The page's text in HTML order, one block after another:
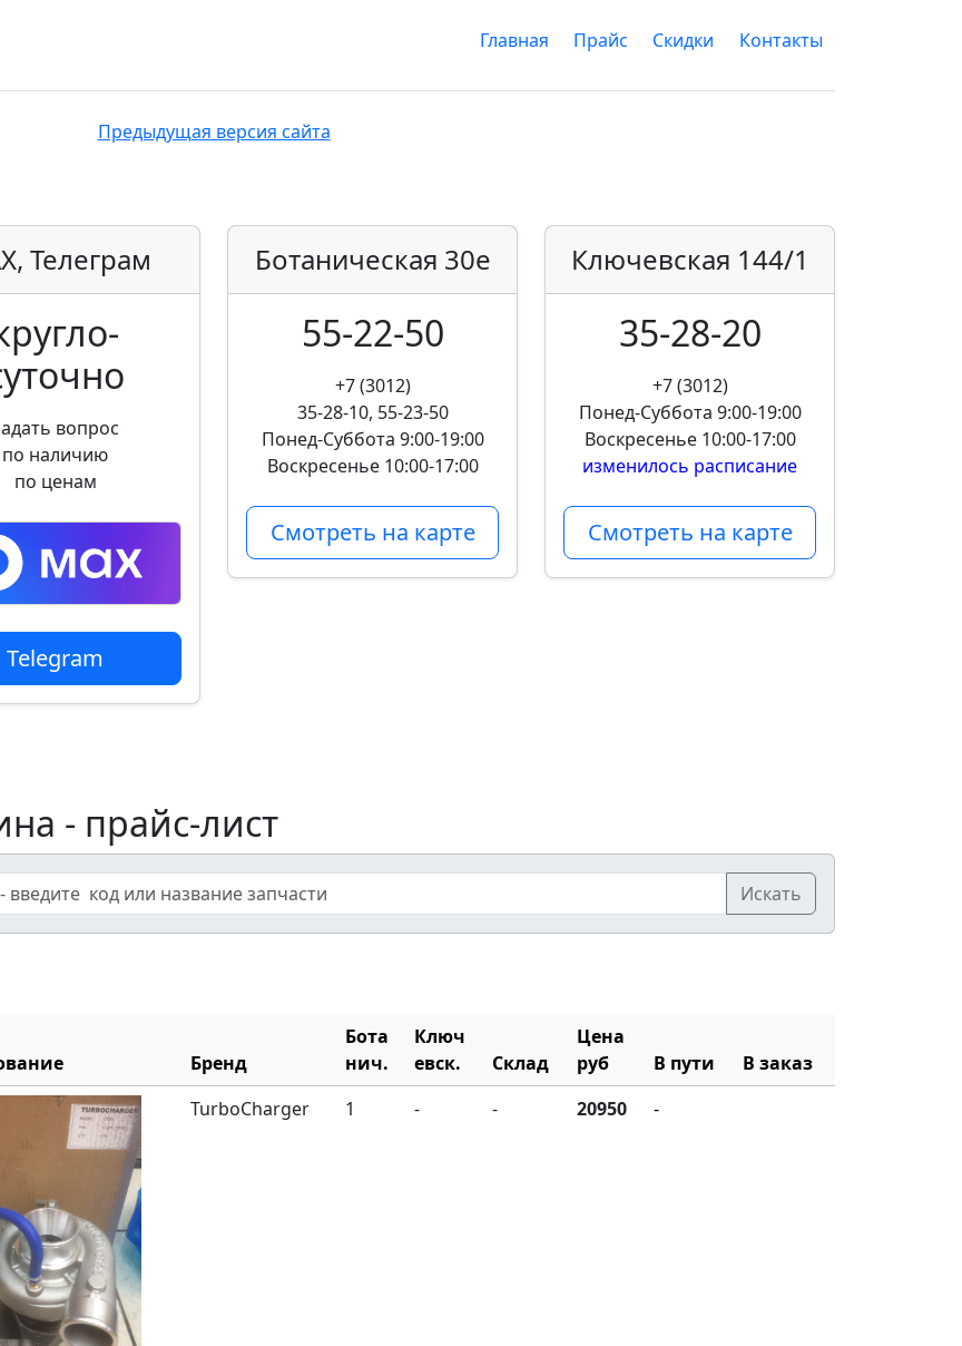
Главная Прайс Скидки Контакты
Предыдущая версия сайта
Телеграм
вопрос
по наличию
по ценам
Telegram
Ботаническая 30е
55-22-50
+7 (3012)
35-28-10, 55-23-50
Понед-Суббота 9:00-19:00
Воскресенье 10:00-17:00
Смотреть на карте
Ключевская 144/1
35-28-20
+7 (3012)
Понед-Суббота 9:00-19:00
Воскресенье 10:00-17:00
изменилось расписание
Смотреть на карте
- прайс-лист
Искать
Бренд
Бота
нич.
Ключ
евск.
Склад
Цена
руб
В пути В заказ
TurboCharger 1 - - 20950 -